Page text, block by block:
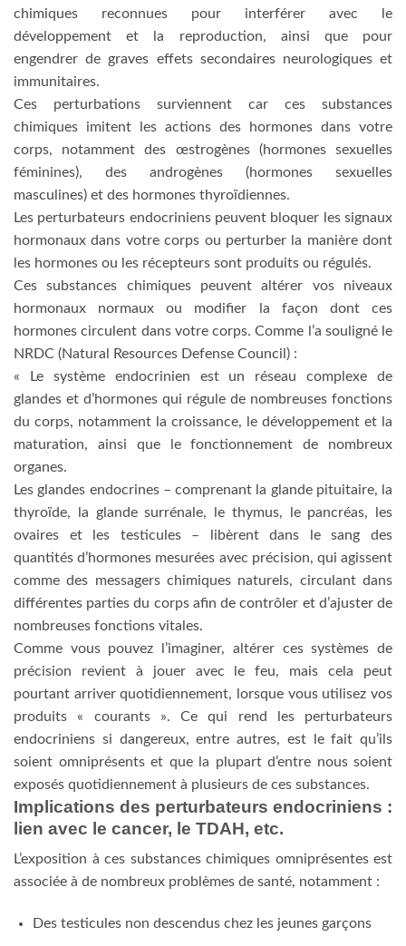
chimiques reconnues pour interférer avec le
développement et la reproduction, ainsi que pour
engendrer de graves effets secondaires neurologiques et
immunitaires.
Ces perturbations surviennent car ces substances
chimiques imitent les actions des hormones dans votre
corps, notamment des œstrogènes (hormones sexuelles
féminines), des androgènes (hormones sexuelles
masculines) et des hormones thyroïdiennes.
Les perturbateurs endocriniens peuvent bloquer les signaux
hormonaux dans votre corps ou perturber la manière dont
les hormones ou les récepteurs sont produits ou régulés.
Ces substances chimiques peuvent altérer vos niveaux
hormonaux normaux ou modifier la façon dont ces
hormones circulent dans votre corps. Comme l’a souligné le
NRDC (Natural Resources Defense Council) :
« Le système endocrinien est un réseau complexe de
glandes et d’hormones qui régule de nombreuses fonctions
du corps, notamment la croissance, le développement et la
maturation, ainsi que le fonctionnement de nombreux
organes.
Les glandes endocrines – comprenant la glande pituitaire, la
thyroïde, la glande surrénale, le thymus, le pancréas, les
ovaires et les testicules – libèrent dans le sang des
quantités d’hormones mesurées avec précision, qui agissent
comme des messagers chimiques naturels, circulant dans
différentes parties du corps afin de contrôler et d’ajuster de
nombreuses fonctions vitales.
Comme vous pouvez l’imaginer, altérer ces systèmes de
précision revient à jouer avec le feu, mais cela peut
pourtant arriver quotidiennement, lorsque vous utilisez vos
produits « courants ». Ce qui rend les perturbateurs
endocriniens si dangereux, entre autres, est le fait qu’ils
soient omniprésents et que la plupart d’entre nous soient
exposés quotidiennement à plusieurs de ces substances.
Implications des perturbateurs endocriniens :
lien avec le cancer, le TDAH, etc.
L’exposition à ces substances chimiques omniprésentes est
associée à de nombreux problèmes de santé, notamment :
Des testicules non descendus chez les jeunes garçons